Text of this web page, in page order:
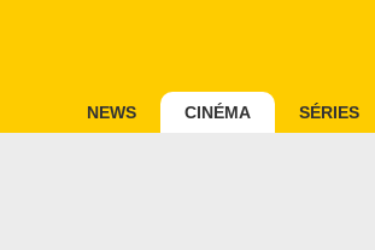
NEWS CINÉMA SÉRIES